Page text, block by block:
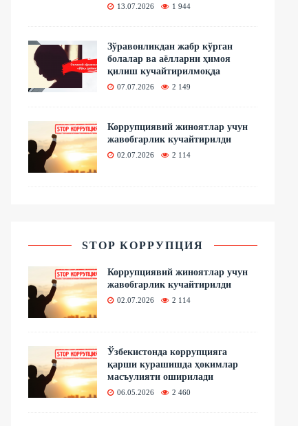
13.07.2026 1 944
Зўравонликдан жабр кўрган
болалар ва аёлларни ҳимоя
қилиш кучайтирилмоқда
07.07.2026 2 149
Коррупциявий жиноятлар учун
жавобгарлик кучайтирилди
02.07.2026 2 114
STOP КОРРУПЦИЯ
Коррупциявий жиноятлар учун
жавобгарлик кучайтирилди
02.07.2026 2 114
Ўзбекистонда коррупцияга
қарши курашишда ҳокимлар
масъулияти оширилади
06.05.2026 2 460